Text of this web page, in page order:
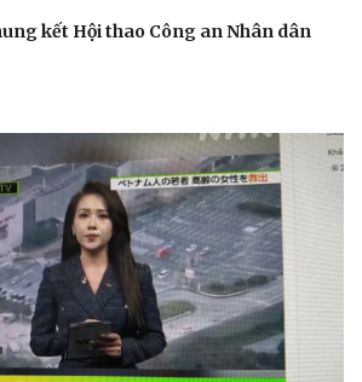
kết Hội thao Công an Nhân dân